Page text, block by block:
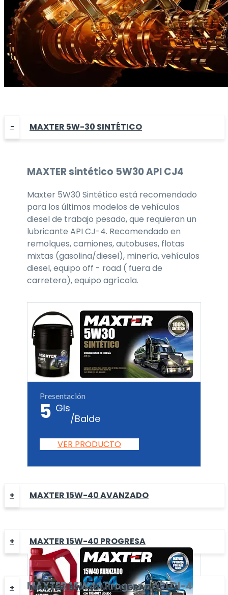
MAXTER 5W-30 SINTÉTICO
MAXTERsintético 5W30API CJ4
Maxter 5W30 Sintético está recomendado
para los últimos modelos de vehículos
diesel de trabajo pesado, que requieran un
lubricante API CJ-4. Recomendado en
remolques, camiones, autobuses, flotas
mixtas (gasolina/diesel), minería, vehículos
diesel, equipo off - road ( fuera de
carretera), equipo agrícola.
Presentación
5 Gls
/Balde
VER PRODUCTO
MAXTER 15W-40 AVANZADO
MAXTER 15W-40 PROGRESA
MAXTER15W40 ProgresaAPI CI-4
MAXTER 15W-40 MULTÍGRADO CI-4